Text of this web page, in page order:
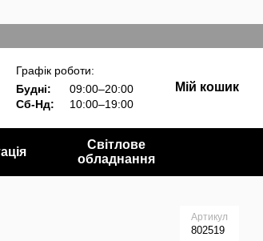
Графік роботи:
Будні:
09:00–20:00
Сб-Нд:
10:00–19:00
Мій кошик
Світлове
обладнання
Артикул
802519